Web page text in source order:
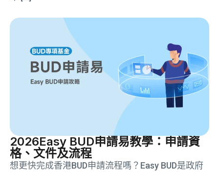
2026Easy BUD申請易教學：申請資
格、文件及流程
想更快完成香港BUD申請流程嗎？Easy BUD是政府